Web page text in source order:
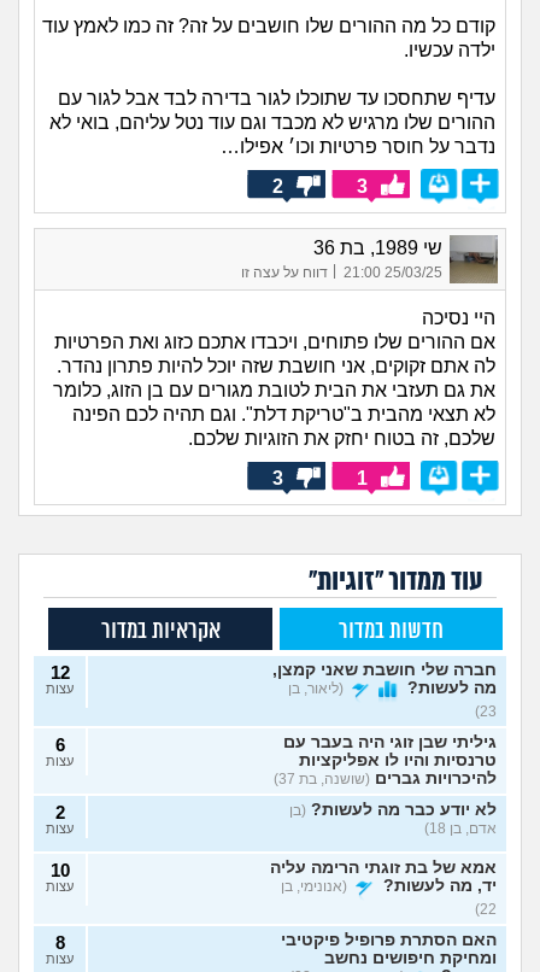
קודם כל מה ההורים שלו חושבים על זה? זה כמו לאמץ עוד
ילדה עכשיו.
עדיף שתחסכו עד שתוכלו לגור בדירה לבד אבל לגור עם
ההורים שלו מרגיש לא מכבד וגם עוד נטל עליהם, בואי לא
נדבר על חוסר פרטיות וכו׳ אפילו…
3
2
שי 1989, בת 36
25/03/25 21:00
| דווח על עצה זו
היי נסיכה
אם ההורים שלו פתוחים, ויכבדו אתכם כזוג ואת הפרטיות
לה אתם זקוקים, אני חושבת שזה יוכל להיות פתרון נהדר.
את גם תעזבי את הבית לטובת מגורים עם בן הזוג, כלומר
לא תצאי מהבית ב"טריקת דלת". וגם תהיה לכם הפינה
שלכם, זה בטוח יחזק את הזוגיות שלכם.
1
3
עוד ממדור "זוגיות"
חדשות במדור אקראיות במדור
חברה שלי חושבת שאני קמצן,
מה לעשות?
(ליאור, בן
23)
12
עצות
גיליתי שבן זוגי היה בעבר עם
טרנסיות והיו לו אפליקציות
להיכרויות גברים (שושנה, בת 37)
6
עצות
לא יודע כבר מה לעשות? (בן
אדם, בן 18)
2
עצות
אמא של בת זוגתי הרימה עליה
יד, מה לעשות?
(אנונימי, בן
22)
10
עצות
האם הסתרת פרופיל פיקטיבי
ומחיקת חיפושים נחשב
8
עצות